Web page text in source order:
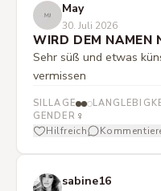
May
30. Juli 2026
WIRD DEM NAMEN
Sehr süß und etwas
vermissen
SILLAGE
GENDER ♀
Hilfreich
sabine16